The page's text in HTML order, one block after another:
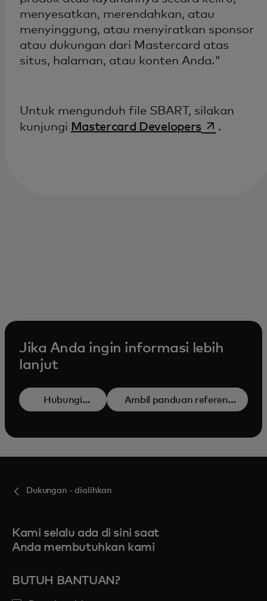
menyesatkan, merendahkan, atau
menyinggung, atau menyiratkan sponsor
atau dukungan dari Mastercard atas
situs, halaman, atau konten Anda."
Untuk mengunduh file SBART, silakan
kunjungi Mastercard Developersopens in a
.
Jika Anda ingin informasi lebih
lanjut
Hubungi
Ambil panduan referensiopens
Dukungan - dialihkan
Kami selalu ada di sini saat
Anda membutuhkan kami
BUTUH BANTUAN?